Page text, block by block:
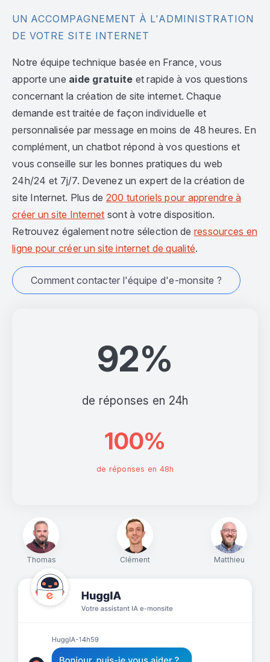
Thomas Clément Matthieu
92%
de réponses en 24h
100%
de réponses en 48h
UN ACCOMPAGNEMENT À L'ADMINISTRATION
DE VOTRE SITE INTERNET
Notre équipe technique basée en France, vous
apporte une aide gratuite et rapide à vos questions
concernant la création de site internet. Chaque
demande est traitée de façon individuelle et
personnalisée par message en moins de 48 heures. En
complément, un chatbot répond à vos questions et
vous conseille sur les bonnes pratiques du web
24h/24 et 7j/7. Devenez un expert de la création de
site Internet. Plus de 200 tutoriels pour apprendre à
créer un site Internet sont à votre disposition.
Retrouvez également notre sélection de ressources en
ligne pour créer un site internet de qualité.
Comment contacter l'équipe d'e-monsite ?